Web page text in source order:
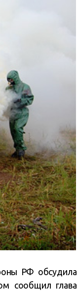
РФ обсудила
сообщил глава